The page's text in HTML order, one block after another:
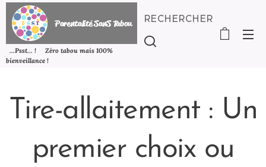
Parentalité SanSTabou
...Psst... ! Zéro tabou mais 100%
bienveillance !
RECHERCHER
Tire-allaitement : Un
premier choix ou